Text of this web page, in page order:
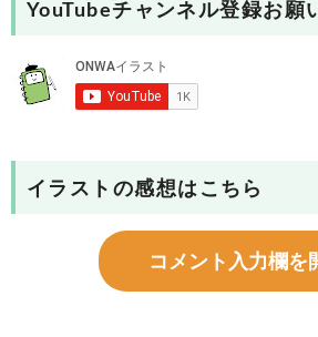
YouTubeチャンネル登録お願
イラストの感想はこちら
コメント入力欄を